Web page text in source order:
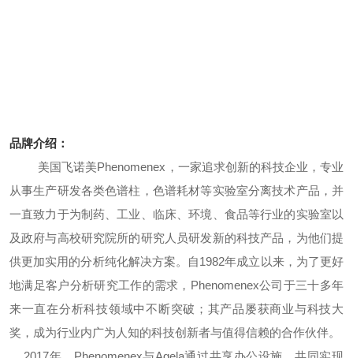
品牌介绍：
美国飞诺美Phenomenex，一家追求创新的科技企业，专业
从事生产研发各类色谱柱，色谱耗材等实验室分离技术产品，并
一直致力于为制药、工业、临床、环境、食品等行业的实验室以
及政府与高校研究院所的研究人员研发新的科技产品，为他们提
供更加实用的分析纯化解决方案。自1982年成立以来，为了更好
地满足客户分析研究工作的需求，Phenomenex公司于三十多年
来一直在分析科技领域中不断突破；其产品屡获商业与科技大
奖，成为行业内广为人知的科技创新者与值得信赖的合作伙伴。